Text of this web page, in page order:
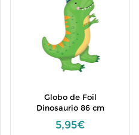
Globo de Foil
Dinosaurio 86 cm
5,95€